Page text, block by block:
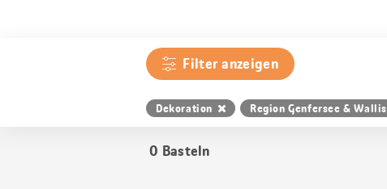
Filter anzeigen
Dekoration Region Genfersee & Wallis
0 Basteln